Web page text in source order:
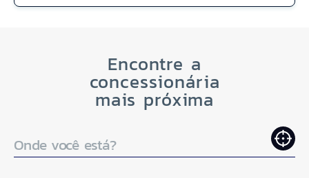
Encontre a
concessionária
mais próxima
Onde você está?